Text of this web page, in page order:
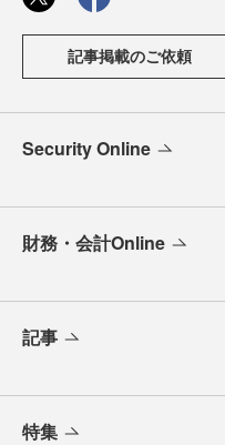
記事掲載のご依頼
Security Online
財務・会計Online
記事
特集